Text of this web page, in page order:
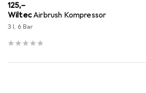
EUR
125,–
WiltecAirbrush Kompressor
3 l, 6 Bar